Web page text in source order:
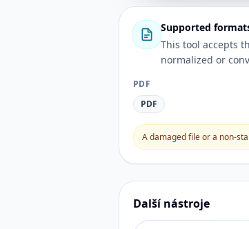
Supported
This tool accepts
normalized or
PDF
PDF
A damaged file or a non-
Další nástroje